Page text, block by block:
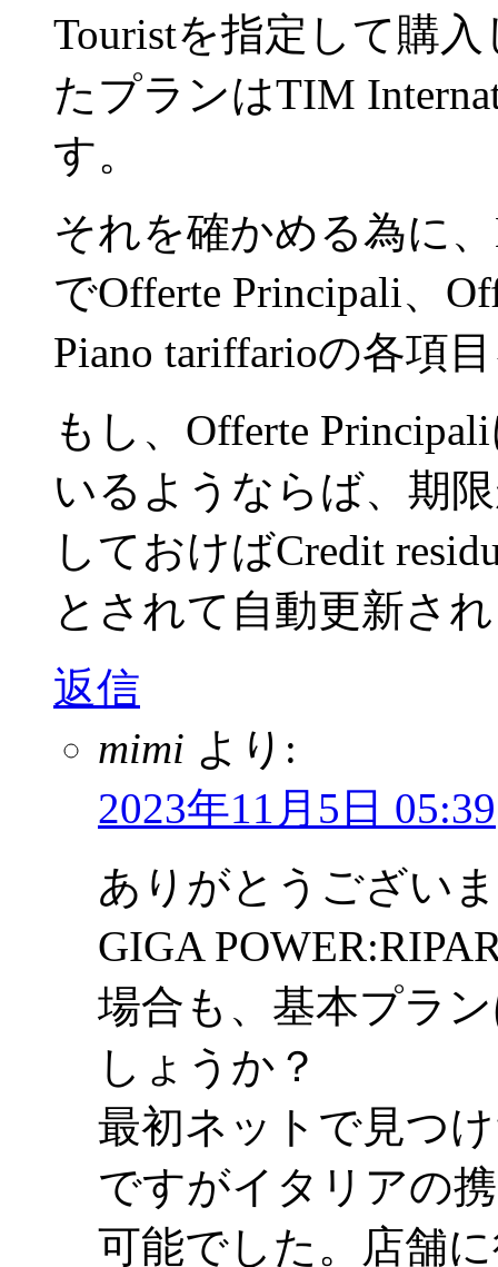
Touristを指定して購
たプランはTIM
す。
それを確かめる為に
でOfferte Principali、
Piano tariffarioの各項
もし、Offerte
いるようならば、期
しておけばCredit
とされて自動更新さ
返信
mimi より:
2023年11月5日 05:39
ありがとうござい
GIGA
場合も、基本プラ
しょうか？
最初ネットで見つ
ですがイタリアの
可能でした。店舗